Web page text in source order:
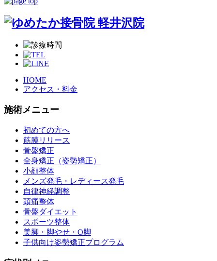
HOME
アクセス・料金
施術メニュー
初めての方へ
筋膜リリース
骨盤矯正
全身矯正（姿勢矯正）
小顔整体
メンズ発毛・レディース発毛
自律神経調整
頭痛整体
骨盤ダイエット
スポーツ整体
美脚・脚やせ・O脚
子供向け姿勢矯正プログラム